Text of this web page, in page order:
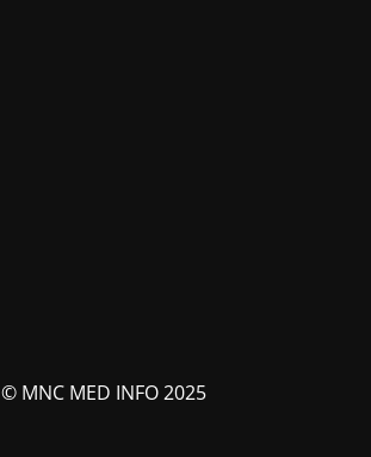
© MNC MED INFO 2025